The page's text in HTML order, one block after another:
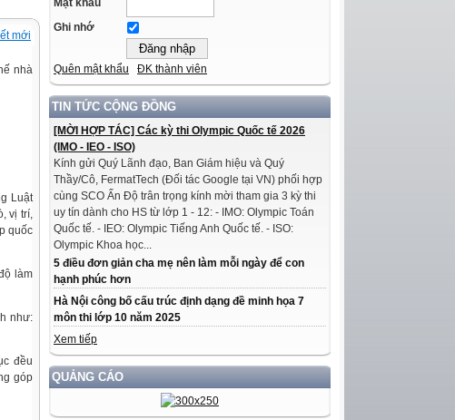
Ghi nhớ
Quên mật khẩu ĐK thành viên
TIN TỨC CỘNG ĐỒNG
[MỜI HỢP TÁC] Các kỳ thi Olympic Quốc tế 2026
(IMO - IEO - ISO)
Kính gửi Quý Lãnh đạo, Ban Giám hiệu và Quý
Thầy/Cô, FermatTech (Đối tác Google tại VN) phối hợp
cùng SCO Ấn Độ trân trọng kính mời tham gia 3 kỳ thi
uy tín dành cho HS từ lớp 1 - 12: - IMO: Olympic Toán
Quốc tế. - IEO: Olympic Tiếng Anh Quốc tế. - ISO:
Olympic Khoa học...
5 điều đơn giản cha mẹ nên làm mỗi ngày để con
hạnh phúc hơn
Hà Nội công bố cấu trúc định dạng đề minh họa 7
môn thi lớp 10 năm 2025
Xem tiếp
QUẢNG CÁO
mới
nhà
Luật
vị trí,
quốc
làm
như:
đều
góp